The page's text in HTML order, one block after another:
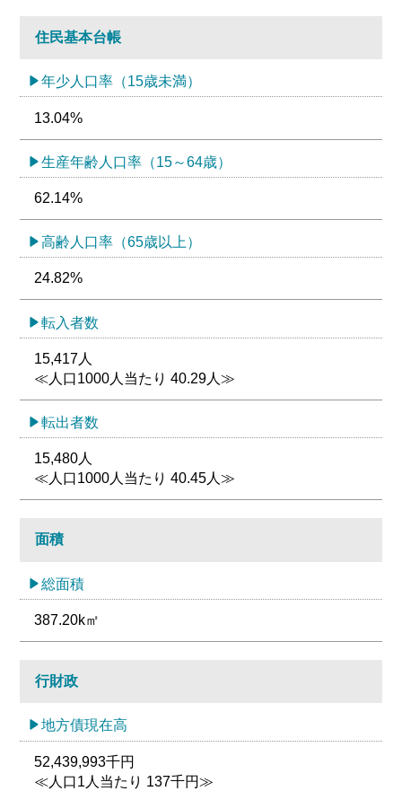
住民基本台帳
年少人口率（15歳未満）
13.04%
生産年齢人口率（15～64歳）
62.14%
高齢人口率（65歳以上）
24.82%
転入者数
15,417人
≪人口1000人当たり 40.29人≫
転出者数
15,480人
≪人口1000人当たり 40.45人≫
面積
総面積
387.20k㎡
行財政
地方債現在高
52,439,993千円
≪人口1人当たり 137千円≫